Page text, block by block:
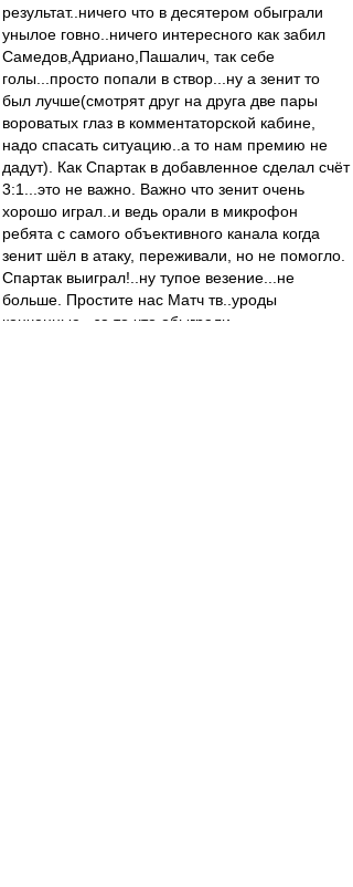
результат..ничего что в десятером обыграли
унылое говно..ничего интересного как забил
Самедов,Адриано,Пашалич, так себе
голы...просто попали в створ...ну а зенит то
был лучше(смотрят друг на друга две пары
вороватых глаз в комментаторской кабине,
надо спасать ситуацию..а то нам премию не
дадут). Как Спартак в добавленное сделал счёт
3:1...это не важно. Важно что зенит очень
хорошо играл..и ведь орали в микрофон
ребята с самого объективного канала когда
зенит шёл в атаку, переживали, но не помогло.
Спартак выиграл!..ну тупое везение...не
больше. Простите нас Матч тв..уроды
конченные.. за то что обыграли